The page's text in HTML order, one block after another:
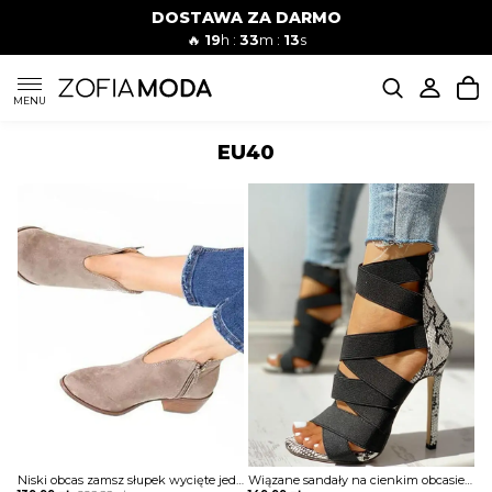
DOSTAWA ZA DARMO
🔥 19h : 33m : 12s
MENU
SUKIENKI
JEANSY
MODA PLAŻOWA
EU40